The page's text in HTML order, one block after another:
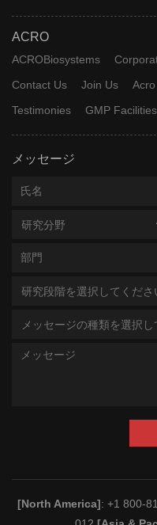
ACRO
ACROBiosystems
Contact Us
Join Us
Testimonies
GMP Facilities
メッセージ
研究分野
研究段階を選択してくださ
メッセージの種類を選択
[North America]: +1 800-